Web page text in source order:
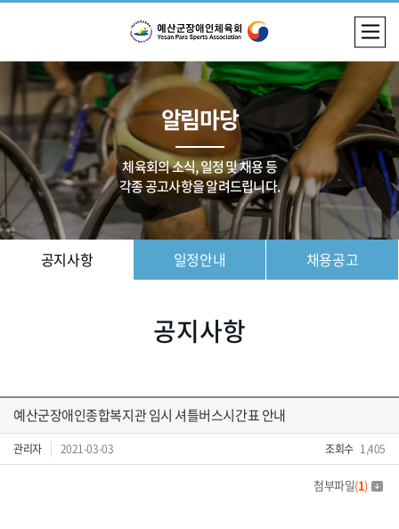
알림마당
체육회의 소식, 일정 및 채용 등
각종 공고사항을 알려드립니다.
공지사항 일정안내 채용공고
공지사항
예산군장애인종합복지관 임시 셔틀버스시간표 안내
관리자 2021-03-03 조회수 1,405
첨부파일(1)